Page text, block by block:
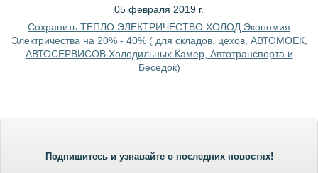
05 февраля 2019 г.
Сохранить ТЕПЛО ЭЛЕКТРИЧЕСТВО ХОЛОД Экономия
Электричества на 20% - 40% ( для складов, цехов, АВТОМОЕК,
АВТОСЕРВИСОВ Холодильных Камер, Автотранспорта и
Беседок)
Подпишитесь и узнавайте о последних новостях!